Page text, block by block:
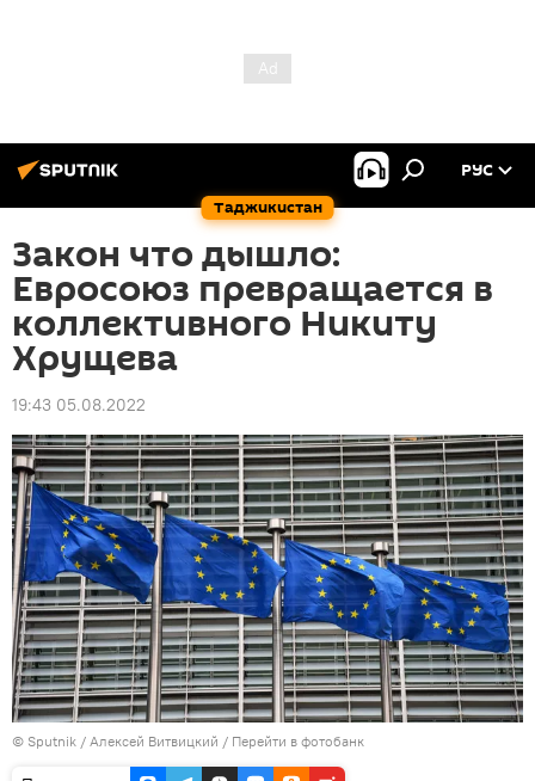
Таджикистан
РУС
Закон что дышло:
Евросоюз превращается в
коллективного Никиту
Хрущева
19:43 05.08.2022
© Sputnik / Алексей Витвицкий / Перейти в фотобанк